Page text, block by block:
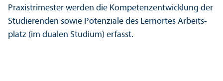
Praxistrimester werden die Kompetenz­entwicklung der
Studierenden sowie Potenziale des Lernortes Arbeits­
platz (im dualen Studium) erfasst.